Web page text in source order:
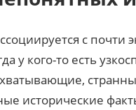
с
у кого-то есть
исторические